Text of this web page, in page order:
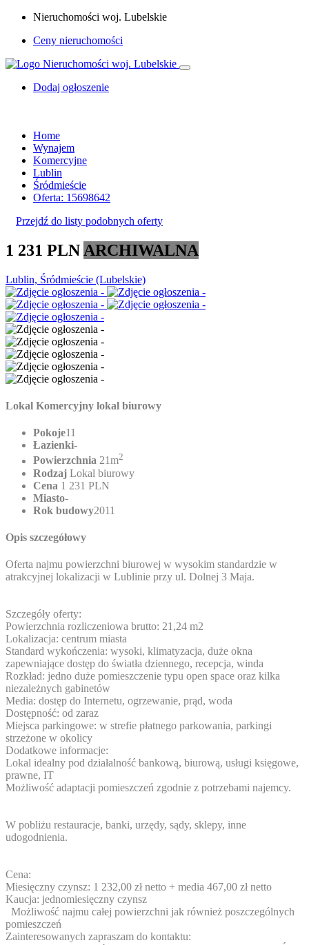
Nieruchomości woj. Lubelskie
Ceny nieruchomości
Dodaj ogłoszenie
Home
Wynajem
Komercyjne
Lublin
Śródmieście
Oferta: 15698642
Przejdź do listy podobnych oferty
1 231 PLN ARCHIWALNA
Lublin, Śródmieście (Lubelskie)
Lokal Komercyjny lokal biurowy
Pokoje11
Łazienki-
Powierzchnia 21m2
Rodzaj Lokal biurowy
Cena 1 231 PLN
Miasto-
Rok budowy2011
Opis szczegółowy
Oferta najmu powierzchni biurowej w wysokim standardzie w
atrakcyjnej lokalizacji w Lublinie przy ul. Dolnej 3 Maja.
Szczegóły oferty:
Powierzchnia rozliczeniowa brutto: 21,24 m2
Lokalizacja: centrum miasta
Standard wykończenia: wysoki, klimatyzacja, duże okna
zapewniające dostęp do światła dziennego, recepcja, winda
Rozkład: jedno duże pomieszczenie typu open space oraz kilka
niezależnych gabinetów
Media: dostęp do Internetu, ogrzewanie, prąd, woda
Dostępność: od zaraz
Miejsca parkingowe: w strefie płatnego parkowania, parkingi
strzeżone w okolicy
Dodatkowe informacje:
Lokal idealny pod działalność bankową, biurową, usługi księgowe,
prawne, IT
Możliwość adaptacji pomieszczeń zgodnie z potrzebami najemcy.
W pobliżu restauracje, banki, urzędy, sądy, sklepy, inne
udogodnienia.
Cena:
Miesięczny czynsz: 1 232,00 zł netto + media 467,00 zł netto
Kaucja: jednomiesięczny czynsz
Możliwość najmu całej powierzchni jak również poszczególnych
pomieszczeń
Zainteresowanych zapraszam do kontaktu: